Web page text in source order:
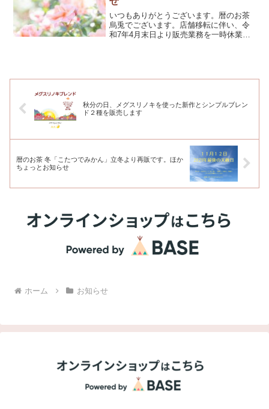
いつもありがとうございます。暦のお茶
烏兎でございます。店舗移転に伴い、令
和7年4月末日より販売業務を一時休業さ
秋分の日、メグスリノキを使った新作とシンプルブレン
ド２種を販売します
暦のお茶 冬「こたつでみかん」立冬より再販です。ほか
ちょっとお知らせ
ホーム お知らせ